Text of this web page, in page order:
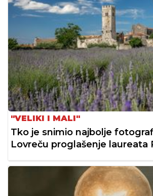
"VELIKI I MALI"
Tko je snimio najbolje
Lovreču proglašenje laureata